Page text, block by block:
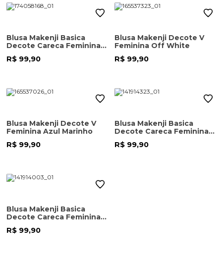
Blusa Makenji Basica
Decote Careca Feminina
Bege Escuro
R$ 99,90
Blusa Makenji Decote V
Feminina Off White
R$ 99,90
Blusa Makenji Decote V
Feminina Azul Marinho
R$ 99,90
Blusa Makenji Basica
Decote Careca Feminina
Off White
R$ 99,90
Blusa Makenji Basica
Decote Careca Feminina
Branca
R$ 99,90